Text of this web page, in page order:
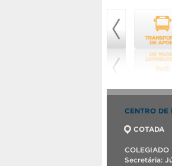
CENTRO DE
COTADA
COLEGIADO
Secretária: